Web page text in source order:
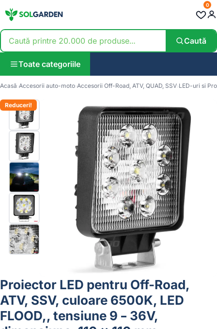
Caută
0
Toate categoriile
Acasă Accesorii auto-moto Accesorii Off-Road, ATV, QUAD, SSV LED-uri si
Reduceri!
Proiector LED pentru Off-Road,
ATV, SSV, culoare 6500K, LED
FLOOD,, tensiune 9 – 36V,